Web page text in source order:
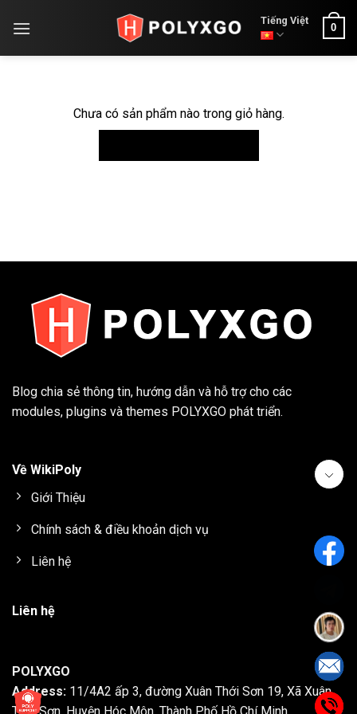
Tiếng Việt
0
Chưa có sản phẩm nào trong giỏ hàng.
Blog chia sẻ thông tin, hướng dẫn và hỗ trợ cho các
modules, plugins và themes POLYXGO phát triển.
Về WikiPoly
Giới Thiệu
Chính sách & điều khoản dịch vụ
Liên hệ
Liên hệ
POLYXGO
Address: 11/4A2 ấp 3, đường Xuân Thới Sơn 19, Xã Xuân